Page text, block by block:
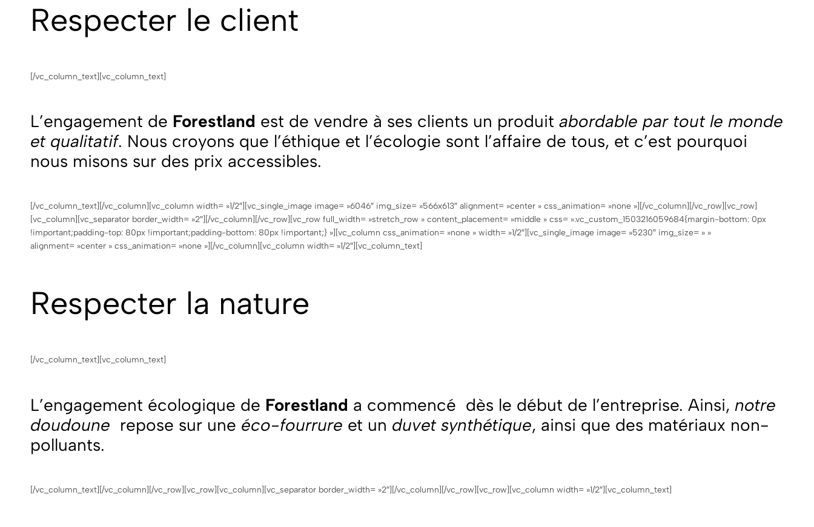
Respecter le client
[/vc_column_text][vc_column_text]
L’engagement de Forestland est de vendre à ses clients un produit abordable par tout le monde
et qualitatif. Nous croyons que l’éthique et l’écologie sont l’affaire de tous, et c’est pourquoi
nous misons sur des prix accessibles.
[/vc_column_text][/vc_column][vc_column width= »1/2″][vc_single_image image= »6046″ img_size= »566х613″ alignment= »center » css_animation= »none »][/vc_column][/vc_row][vc_row]
[vc_column][vc_separator border_width= »2″][/vc_column][/vc_row][vc_row full_width= »stretch_row » content_placement= »middle » css= ».vc_custom_1503216059684{margin-bottom: 0px
!important;padding-top: 80px !important;padding-bottom: 80px !important;} »][vc_column css_animation= »none » width= »1/2″][vc_single_image image= »5230″ img_size= » »
alignment= »center » css_animation= »none »][/vc_column][vc_column width= »1/2″][vc_column_text]
Respecter la nature
[/vc_column_text][vc_column_text]
L’engagement écologique de Forestland a commencé dès le début de l’entreprise. Ainsi, notre
doudoune repose sur une éco-fourrure et un duvet synthétique, ainsi que des matériaux non-
polluants.
[/vc_column_text][/vc_column][/vc_row][vc_row][vc_column][vc_separator border_width= »2″][/vc_column][/vc_row][vc_row][vc_column width= »1/2″][vc_column_text]